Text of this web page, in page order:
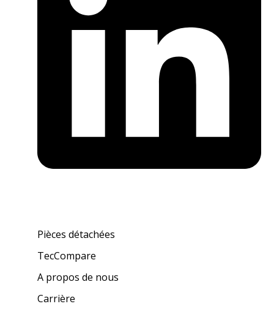
Pièces détachées
TecCompare
A propos de nous
Carrière